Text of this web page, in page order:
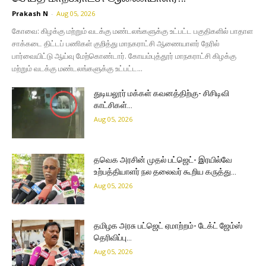
Prakash N - Aug 05, 2026
கோவை: கிழக்கு மற்றும் வடக்கு மண்டலங்களுக்கு உட்பட்ட பகுதிகளில் பாதாள
சாக்கடை திட்டப் பணிகள் குறித்து மாநகராட்சி ஆணையாளர் நேரில்
பார்வையிட்டு ஆய்வு மேற்கொண்டார். கோயம்புத்தூர் மாநகராட்சி கிழக்கு
மற்றும் வடக்கு மண்டலங்களுக்கு உட்பட்ட...
துடியலூர் மக்கள் கவனத்திற்கு- சிசிடிவி
காட்சிகள்…
Aug 05, 2026
தவெக அரசின் முதல் பட்ஜெட்- இரயில்வே
உற்பத்தியாளர் நல தலைவர் கூறிய கருத்து…
Aug 05, 2026
தமிழக அரசு பட்ஜெட் ஏமாற்றம்- டேக்ட் ஜேம்ஸ்
தெரிவிப்பு…
Aug 05, 2026